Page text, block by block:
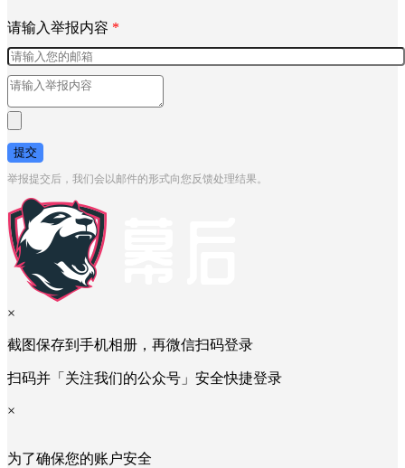
请输入举报内容 *
提交
举报提交后，我们会以邮件的形式向您反馈处理结果。
×
截图保存到手机相册，再微信扫码登录
扫码并「关注我们的公众号」安全快捷登录
×
为了确保您的账户安全